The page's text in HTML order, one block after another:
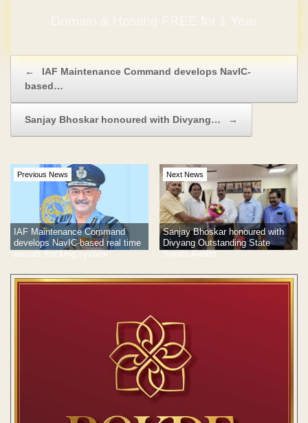
←
IAF Maintenance Command develops NavIC-
based…
Sanjay Bhoskar honoured with Divyang… →
Previous News
IAF Maintenance Command
develops NavIC-based real time
aircraft tracking system
Next News
Sanjay Bhoskar honoured with
Divyang Outstanding State
Sports Award